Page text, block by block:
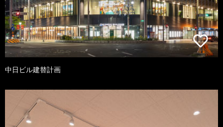
中日ビル建替計画